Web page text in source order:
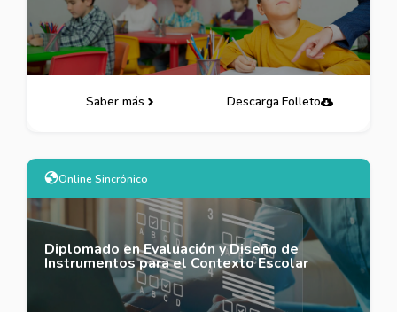
Saber más Descarga Folleto
Online Sincrónico
Diplomado en Evaluación y Diseño de
Instrumentos para el Contexto Escolar